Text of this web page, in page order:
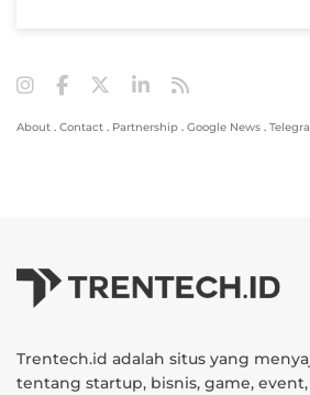
About . Contact . Partnership . Google News .
Trentech.id adalah situs yang
tentang startup, bisnis, game,